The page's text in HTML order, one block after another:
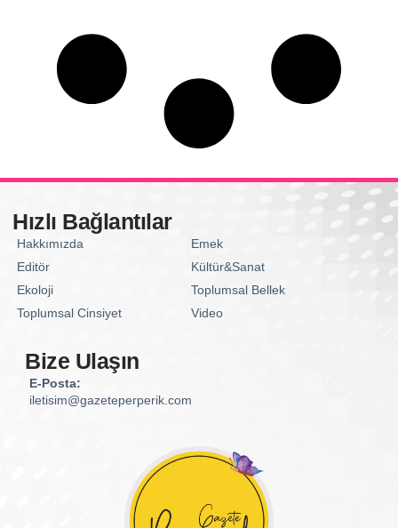
Hızlı Bağlantılar
Hakkımızda
Editör
Ekoloji
Toplumsal Cinsiyet
Emek
Kültür&Sanat
Toplumsal Bellek
Video
Bize Ulaşın
E-Posta:
iletisim@gazeteperperik.com